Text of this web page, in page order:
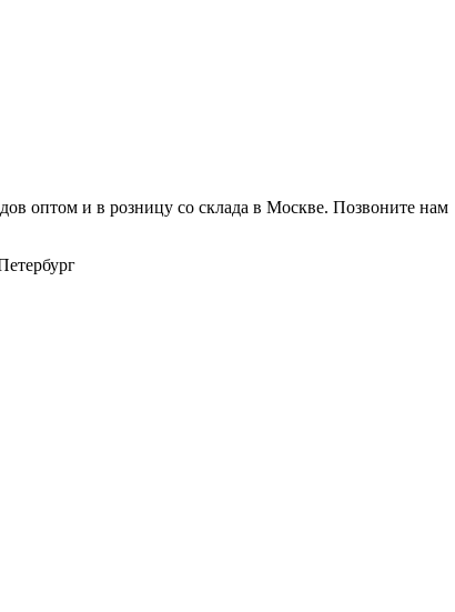
оптом и в розницу со склада в Москве. Позвоните